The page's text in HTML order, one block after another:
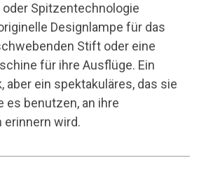
Spitzentechnologie
Designlampe für das
Stift oder eine
für ihre Ausflüge. Ein
aber ein spektakuläres, das sie
es benutzen, an ihre
wird.